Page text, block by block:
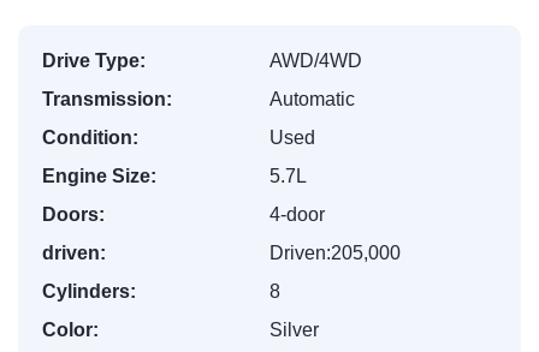
Drive Type:
AWD/4WD
Transmission:
Automatic
Condition:
Used
Engine Size:
5.7L
Doors:
4-door
driven:
Driven:205,000
Cylinders:
8
Color:
Silver